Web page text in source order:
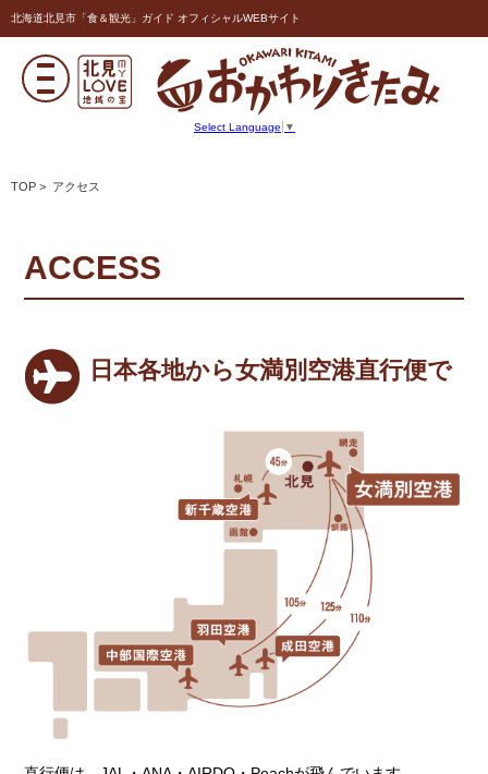
北海道北見市「食＆観光」ガイド オフィシャルWEBサイト
Select Language ▼
TOP > アクセス
ACCESS
日本各地から女満別空港直行便で